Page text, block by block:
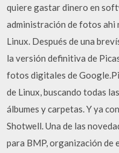
quiere gastar dinero en
administración de fotos ahi
Linux. Después de una
la versión definitiva de
fotos digitales de
de Linux, buscando todas
álbumes y carpetas. Y ya
Shotwell. Una de las
para BMP, organización de